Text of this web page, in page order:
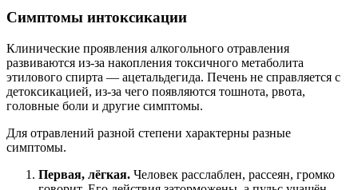
Симптомы интоксикации
Клинические проявления алкогольного отравления
развиваются из-за накопления токсичного метаболита
этилового спирта — ацетальдегида. Печень не справляется с
детоксикацией, из-за чего появляются тошнота, рвота,
головные боли и другие симптомы.
Для отравлений разной степени характерны разные
симптомы.
Первая, лёгкая. Человек расслаблен, рассеян, громко